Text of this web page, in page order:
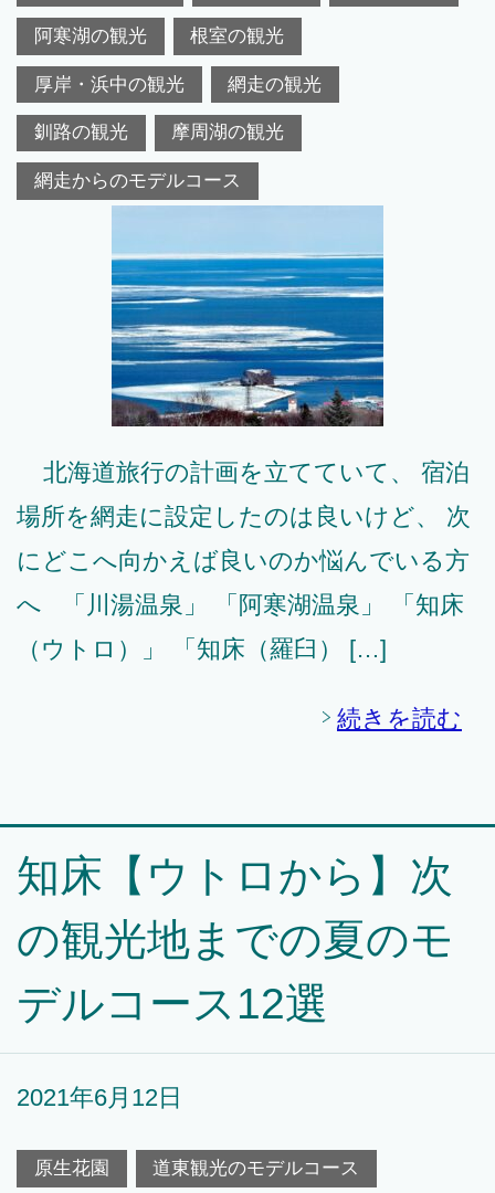
阿寒湖の観光 根室の観光
厚岸・浜中の観光 網走の観光
釧路の観光 摩周湖の観光
網走からのモデルコース
北海道旅行の計画を立てていて、 宿泊
場所を網走に設定したのは良いけど、 次
にどこへ向かえば良いのか悩んでいる方
へ 「川湯温泉」 「阿寒湖温泉」 「知床
（ウトロ）」 「知床（羅臼） […]
続きを読む
知床【ウトロから】次
の観光地までの夏のモ
デルコース12選
2021年6月12日
原生花園 道東観光のモデルコース